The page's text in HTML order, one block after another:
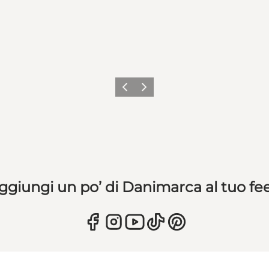
Precedente
Avanti
un po’ di Danimarca al tuo